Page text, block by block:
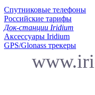
Спутниковые телефоны
Российские тарифы
Док-станции Iridium
Аксессуары Iridium
GPS/Glonass трекеры